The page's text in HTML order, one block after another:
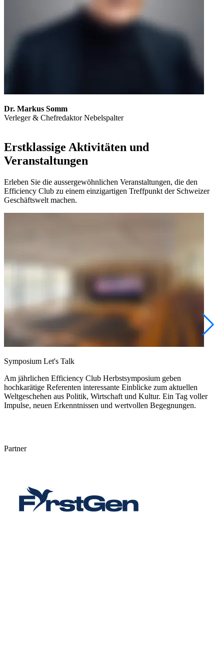
Dr. Markus Somm
Verleger & Chefredaktor Nebelspalter
Erstklassige Aktivitäten und
Veranstaltungen
Erleben Sie die aussergewöhnlichen Veranstaltungen, die den
Efficiency Club zu einem einzigartigen Treffpunkt der Schweizer
Geschäftswelt machen.
Symposium Let's Talk
Am jährlichen Efficiency Club Herbstsymposium geben
hochkarätige Referenten interessante Einblicke zum aktuellen
Weltgeschehen aus Politik, Wirtschaft und Kultur. Ein Tag voller
Impulse, neuen Erkenntnissen und wertvollen Begegnungen.
Partner